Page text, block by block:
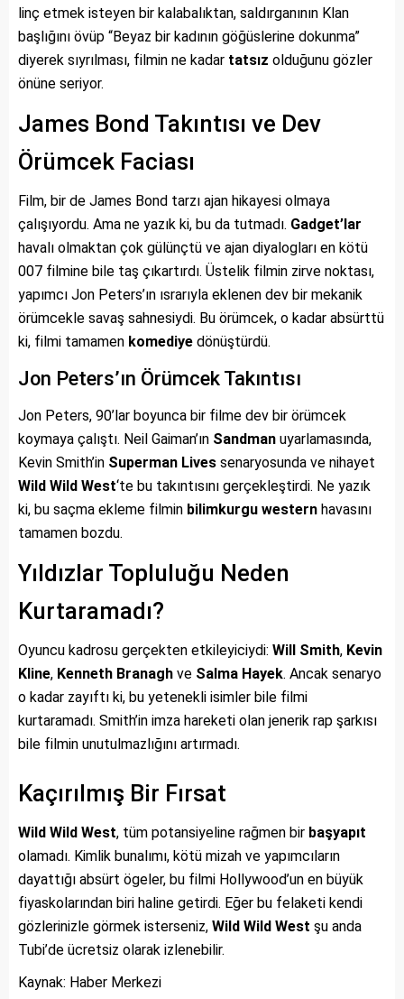
linç etmek isteyen bir kalabalıktan, saldırganının Klan
başlığını övüp “Beyaz bir kadının göğüslerine dokunma”
diyerek sıyrılması, filmin ne kadar tatsız olduğunu gözler
önüne seriyor.
James Bond Takıntısı ve Dev
Örümcek Faciası
Film, bir de James Bond tarzı ajan hikayesi olmaya
çalışıyordu. Ama ne yazık ki, bu da tutmadı. Gadget’lar
havalı olmaktan çok gülünçtü ve ajan diyalogları en kötü
007 filmine bile taş çıkartırdı. Üstelik filmin zirve noktası,
yapımcı Jon Peters’ın ısrarıyla eklenen dev bir mekanik
örümcekle savaş sahnesiydi. Bu örümcek, o kadar absürttü
ki, filmi tamamen komediye dönüştürdü.
Jon Peters’ın Örümcek Takıntısı
Jon Peters, 90’lar boyunca bir filme dev bir örümcek
koymaya çalıştı. Neil Gaiman’ın Sandman uyarlamasında,
Kevin Smith’in Superman Lives senaryosunda ve nihayet
Wild Wild West‘te bu takıntısını gerçekleştirdi. Ne yazık
ki, bu saçma ekleme filmin bilimkurgu western havasını
tamamen bozdu.
Yıldızlar Topluluğu Neden
Kurtaramadı?
Oyuncu kadrosu gerçekten etkileyiciydi: Will Smith, Kevin
Kline, Kenneth Branagh ve Salma Hayek. Ancak senaryo
o kadar zayıftı ki, bu yetenekli isimler bile filmi
kurtaramadı. Smith’in imza hareketi olan jenerik rap şarkısı
bile filmin unutulmazlığını artırmadı.
Kaçırılmış Bir Fırsat
Wild Wild West, tüm potansiyeline rağmen bir başyapıt
olamadı. Kimlik bunalımı, kötü mizah ve yapımcıların
dayattığı absürt ögeler, bu filmi Hollywood’un en büyük
fiyaskolarından biri haline getirdi. Eğer bu felaketi kendi
gözlerinizle görmek isterseniz, Wild Wild West şu anda
Tubi’de ücretsiz olarak izlenebilir.
Kaynak: Haber Merkezi